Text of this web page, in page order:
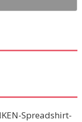
Spreadshirt-